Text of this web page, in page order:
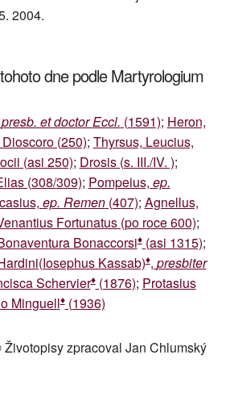
2004.
dne podle Martyrologium
presb. et doctor Eccl. (1591); Heron,
(250); Thyrsus, Leucius,
(asi 250); Drosis (s. III./IV. );
(308/309); Pompeius, ep.
ep. Remen(407); Agnellus,
Fortunatus (po roce 600);
Bonaccorsi♦(asi 1315);
Kassab)♦, presbiter
Schervier♦(1876); Protasius
Minguell♦(1936)
zpracoval Jan Chlumský